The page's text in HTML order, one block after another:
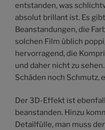
entstanden, was
absolut brillant ist. Es
Beanstandungen, die
solchen Film üblich
hervorragend, die
und daher nicht zu
Schäden noch Schmutz,
Der 3D-Effekt ist
beanstanden. Hinzu
Detailfülle, man muss